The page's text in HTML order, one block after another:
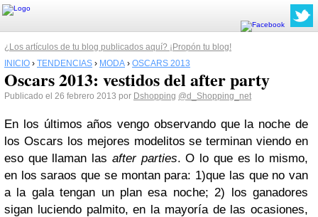
¿Los artículos de tu blog publicados aquí? ¡Propón tu blog!
INICIO › TENDENCIAS › MODA › OSCARS 2013
Oscars 2013: vestidos del after party
Publicado el 26 febrero 2013 por Dshopping @d_Shopping_net
En los últimos años vengo observando que la noche de
los Oscars los mejores modelitos se terminan viendo en
eso que llaman las after parties. O lo que es lo mismo,
en los saraos que se montan para: 1)que las que no van
a la gala tengan un plan esa noche; 2) los ganadores
sigan luciendo palmito, en la mayoría de las ocasiones,